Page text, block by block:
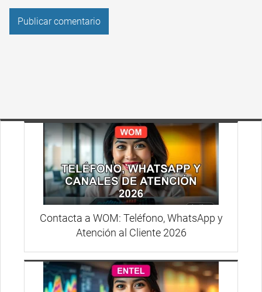
Contacta a WOM: Teléfono, WhatsApp y
Atención al Cliente 2026